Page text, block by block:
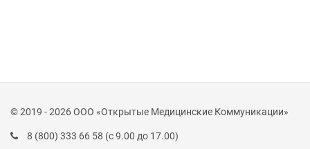
© 2019 - 2026 ООО «Открытые Медицинские Коммуникации»
8 (800) 333 66 58 (с 9.00 до 17.00)